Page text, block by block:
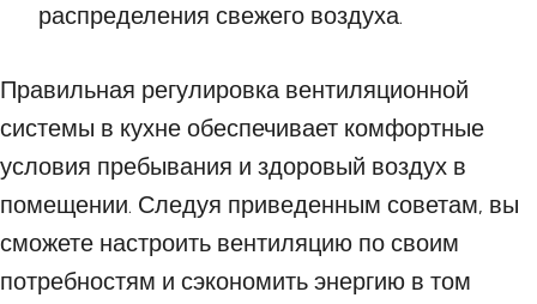
распределения свежего воздуха.
Правильная регулировка вентиляционной
системы в кухне обеспечивает комфортные
условия пребывания и здоровый воздух в
помещении. Следуя приведенным советам, вы
сможете настроить вентиляцию по своим
потребностям и сэкономить энергию в том